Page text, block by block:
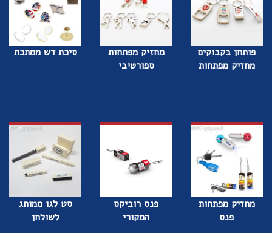
פותחן בקבוקים
מחזיק מפתחות
מחזיק מפתחות
ספורטיבי
סיכת דש ממתכת
מחזיק מפתחות
פנס
פנס רוביקס
המקורי
סט לגו ממותג
לשולחן